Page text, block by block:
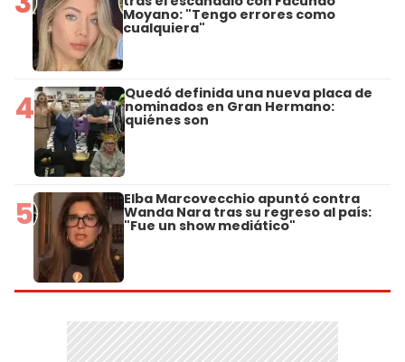
Moyano: "Tengo errores como
cualquiera"
4 Quedó definida una nueva placa de
nominados en Gran Hermano:
quiénes son
5 Elba Marcovecchio apuntó contra
Wanda Nara tras su regreso al país:
"Fue un show mediático"